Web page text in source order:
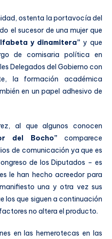
ostenta la portavocía del
el sucesor de una mujer que
y dinamitera”y que
de comisaria política en
Delegados del Gobierno con
la formación académica
en un papel adhesivo de
al que algunos conocen
del Bocho” comparece
de comunicación ya que es
de los Diputados – es
le han hecho acreedor para
una y otra vez sus
los que siguen a continuación
no altera el producto.
en las hemerotecas en las